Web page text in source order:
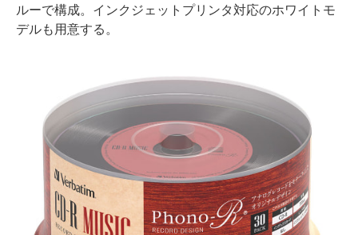
ルーで構成。インクジェットプリンタ対応のホワイトモ
デルも用意する。